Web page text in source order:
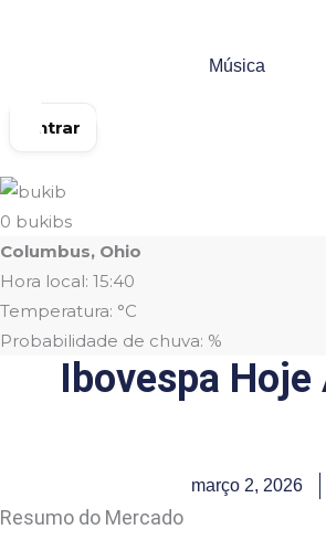
Música
Entrar
0 bukibs
Columbus, Ohio
Hora local: 15:40
Temperatura: °C
Probabilidade de chuva: %
Ibovespa Hoje
março 2, 2026
Resumo do Mercado